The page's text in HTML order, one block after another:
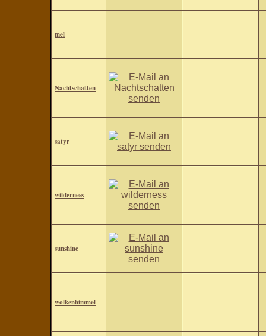
mel
Nachtschatten
satyr
wilderness
sunshine
wolkenhimmel